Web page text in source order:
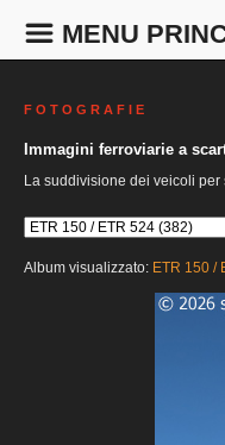
MENU
F O T O G R A F I E
Immagini ferroviarie a
La suddivisione dei veicoli
Album visualizzato: ETR 150 /